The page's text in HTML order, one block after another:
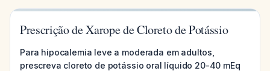
Prescrição de Xarope de Cloreto de Potássio
Para hipocalemia leve a moderada em adultos,
prescreva cloreto de potássio oral líquido 20-40 mEq